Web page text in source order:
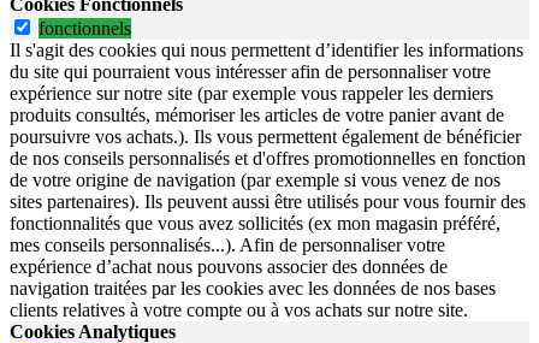
fonctionnels
Il s'agit des cookies qui nous permettent d’identifier les informations
du site qui pourraient vous intéresser afin de personnaliser votre
expérience sur notre site (par exemple vous rappeler les derniers
produits consultés, mémoriser les articles de votre panier avant de
poursuivre vos achats.). Ils vous permettent également de bénéficier
de nos conseils personnalisés et d'offres promotionnelles en fonction
de votre origine de navigation (par exemple si vous venez de nos
sites partenaires). Ils peuvent aussi être utilisés pour vous fournir des
fonctionnalités que vous avez sollicités (ex mon magasin préféré,
mes conseils personnalisés...). Afin de personnaliser votre
expérience d’achat nous pouvons associer des données de
navigation traitées par les cookies avec les données de nos bases
clients relatives à votre compte ou à vos achats sur notre site.
Cookies Analytiques